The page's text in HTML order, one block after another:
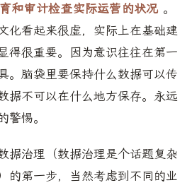
和审计检查实际运营的状况 。
化看起来很虚，实际上在基础建
得很重要。因为意识往往在第一
。脑袋里要保持什么数据可以传
据不可以在什么地方保存。永远
警惕。
据治理（数据治理是个话题复杂
的第一步，当然考虑到不同的业